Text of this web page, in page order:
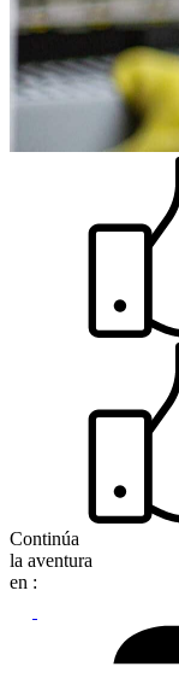
Continúa
la aventura
en :